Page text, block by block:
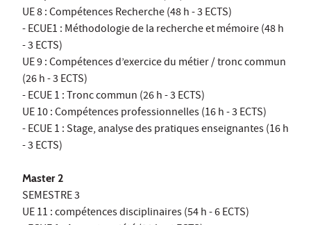
UE 8 : Compétences Recherche (48 h - 3 ECTS)
- ECUE1 : Méthodologie de la recherche et mémoire (48 h
- 3 ECTS)
UE 9 : Compétences d’exercice du métier / tronc commun
(26 h - 3 ECTS)
- ECUE 1 : Tronc commun (26 h - 3 ECTS)
UE 10 : Compétences professionnelles (16 h - 3 ECTS)
- ECUE 1 : Stage, analyse des pratiques enseignantes (16 h
- 3 ECTS)
Master 2
SEMESTRE 3
UE 11 : compétences disciplinaires (54 h - 6 ECTS)